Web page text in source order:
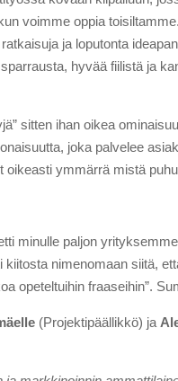
voimme oppia
ja loputonta
hyvää fiilistä ja
sitten ihan oikea
joka palvelee
oikeasti ymmärrä mistä
minulle paljon
kiitosta nimenomaan siitä,
opeteltuihin fraaseihin”.
(Projektipäällikkö) ja